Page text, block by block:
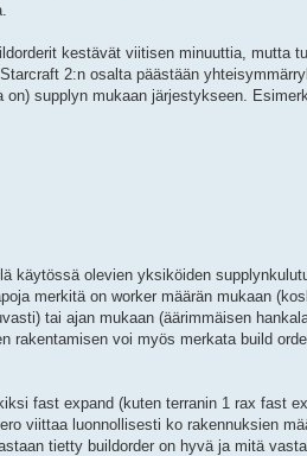
kestävät viitisen minuuttia, mutta
2:n osalta päästään
supplyn mukaan järjestykseen.
käytössä olevien yksiköiden
merkitä on worker määrän mukaan
tai ajan mukaan (äärimmäisen
rakentamisen voi myös merkata build
fast expand (kuten terranin 1 rax fast
viittaa luonnollisesti ko rakennuksien
tietty buildorder on hyvä ja mitä